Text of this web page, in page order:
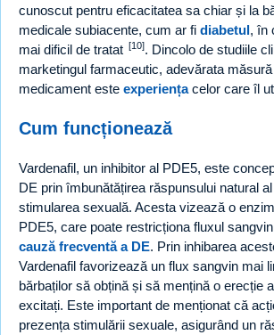
cunoscut pentru eficacitatea sa chiar și la
medicale subiacente, cum ar fi diabetul, în
mai dificil de tratat [10]. Dincolo de studiile
marketingul farmaceutic, adevărata
medicament este experiențacelor care îl
Cum funcționează
Vardenafil, un inhibitor al PDE5, este
DE prin îmbunătățirea răspunsului natural
stimularea sexuală. Acesta vizează o
PDE5, care poate restricționa fluxul
cauză frecventă a DE. Prin inhibarea
Vardenafil favorizează un flux sangvin mai
bărbaților să obțină și să mențină o erecție
excitați. Este important de menționat că
prezența stimulării sexuale, asigurând un